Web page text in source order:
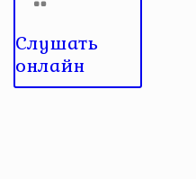
Слушать
онлайн